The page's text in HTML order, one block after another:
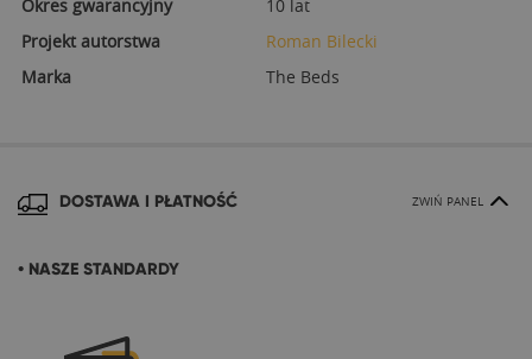
Okres gwarancyjny
10 lat
Projekt autorstwa
Roman Bilecki
Marka
The Beds
DOSTAWA I PŁATNOŚĆ ZWIŃ PANEL
• NASZE STANDARDY